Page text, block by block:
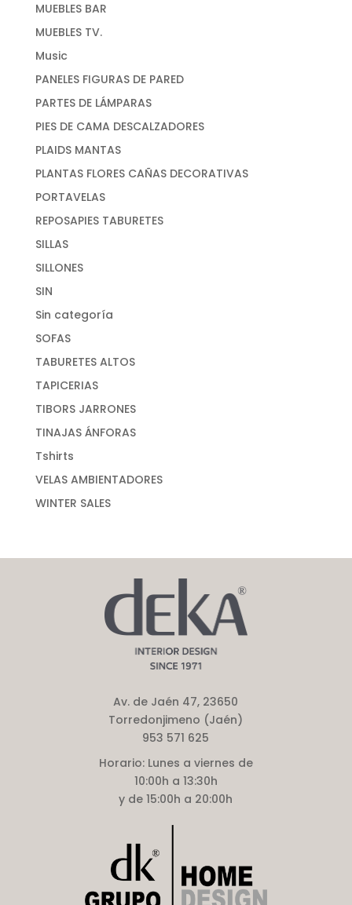
MUEBLES BAR
MUEBLES TV.
Music
PANELES FIGURAS DE PARED
PARTES DE LÁMPARAS
PIES DE CAMA DESCALZADORES
PLAIDS MANTAS
PLANTAS FLORES CAÑAS DECORATIVAS
PORTAVELAS
REPOSAPIES TABURETES
SILLAS
SILLONES
SIN
Sin categoría
SOFAS
TABURETES ALTOS
TAPICERIAS
TIBORS JARRONES
TINAJAS ÁNFORAS
Tshirts
VELAS AMBIENTADORES
WINTER SALES
Av. de Jaén 47, 23650
Torredonjimeno (Jaén)
953 571 625
Horario:Lunes a viernes de
10:00h a 13:30h
y de 15:00h a 20:00h